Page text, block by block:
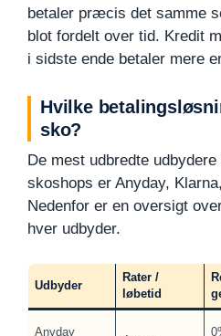
betaler præcis det samme
blot fordelt over tid. Kredit
i sidste ende betaler mere
Hvilke
sko?
De mest udbredte
skoshops er Anyday,
Nedenfor er en oversigt
hver udbyder.
Udbyder
Rater /
løbetid
Anyday